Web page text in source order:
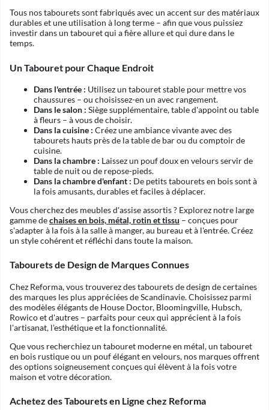
Tous nos tabourets sont fabriqués avec un accent sur des matériaux
durables et une utilisation à long terme – afin que vous puissiez
investir dans un tabouret qui a fière allure et qui dure dans le
temps.
Un Tabouret pour Chaque Endroit
Dans l'entrée : Utilisez un tabouret stable pour mettre vos
chaussures – ou choisissez-en un avec rangement.
Dans le salon : Siège supplémentaire, table d'appoint ou table
à fleurs – à vous de choisir.
Dans la cuisine : Créez une ambiance vivante avec des
tabourets hauts près de la table de bar ou du comptoir de
cuisine.
Dans la chambre : Laissez un pouf doux en velours servir de
table de nuit ou de repose-pieds.
Dans la chambre d'enfant : De petits tabourets en bois sont à
la fois amusants, durables et faciles à déplacer.
Vous cherchez des meubles d'assise assortis ? Explorez notre large
gamme dechaises en bois, métal, rotin et tissu – conçues pour
s'adapter à la fois à la salle à manger, au bureau et à l'entrée. Créez
un style cohérent et réfléchi dans toute la maison.
Tabourets de Design de Marques Connues
Chez Reforma, vous trouverez des tabourets de design de certaines
des marques les plus appréciées de Scandinavie. Choisissez parmi
des modèles élégants de House Doctor, Bloomingville, Hubsch,
Rowico et d'autres – parfaits pour ceux qui apprécient à la fois
l'artisanat, l'esthétique et la fonctionnalité.
Que vous recherchiez un tabouret moderne en métal, un tabouret
en bois rustique ou un pouf élégant en velours, nos marques offrent
des options soigneusement conçues qui élèvent à la fois votre
maison et votre décoration.
Achetez des Tabourets en Ligne chez Reforma